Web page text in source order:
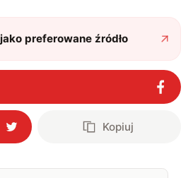
jako preferowane źródło
Kopiuj